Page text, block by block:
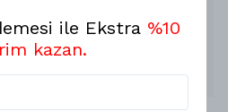
,
yoktur .
ile Ekstra %10
kazan.